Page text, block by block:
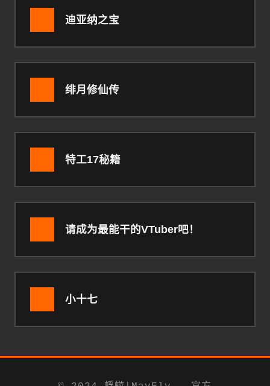
迪亚纳之宝
绯月修仙传
特工17秘籍
请成为最能干的VTuber吧！
小十七